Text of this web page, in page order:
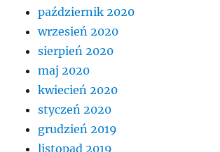
październik 2020
wrzesień 2020
sierpień 2020
maj 2020
kwiecień 2020
styczeń 2020
grudzień 2019
listopad 2019